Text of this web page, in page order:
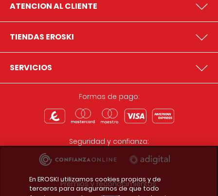
ATENCION AL CLIENTE
TIENDAS EROSKI
SERVICIOS
Formas de pago:
Seguridad y confianza:
Premios y reconocimientos:
En EROSKI utilizamos cookies propias y de
terceros para asegurarnos de que todo